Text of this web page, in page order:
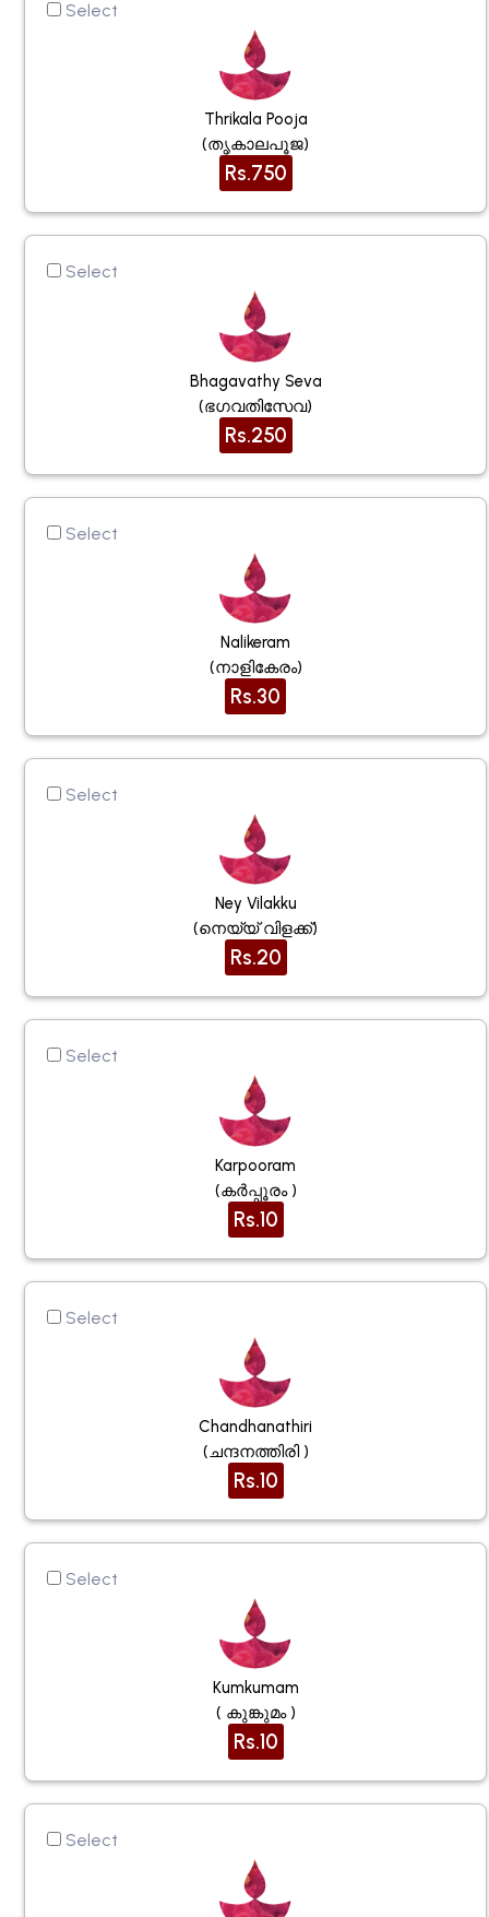
Select
Thrikala Pooja
(തൃകാലപൂജ)
Rs.750
Select
Bhagavathy Seva
(ഭഗവതിസേവ)
Rs.250
Select
Nalikeram
(നാളികേരം)
Rs.30
Select
Ney Vilakku
(നെയ്യ് വിളക്ക്)
Rs.20
Select
Karpooram
(കർപ്പൂരം )
Rs.10
Select
Chandhanathiri
(ചന്ദനത്തിരി )
Rs.10
Select
Kumkumam
( കുങ്കുമം )
Rs.10
Select